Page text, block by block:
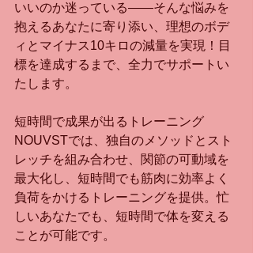
いいのか迷っている――そんな悩みを
抱えるあなたに寄り添い、理想のボデ
ィとマイナス10キロの減量を実現！目
標を達成するまで、全力でサポートい
たします。
短時間で成果が出るトレーニング
NOUVSTでは、独自のメソッドとスト
レッチを組み合わせ、関節の可動域を
最大化し、短時間でも筋肉に効率よく
負荷をかけるトレーニングを提供。忙
しいあなたでも、短時間で体を変える
ことが可能です。